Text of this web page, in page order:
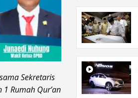
Sekretaris
Rumah Qur’an